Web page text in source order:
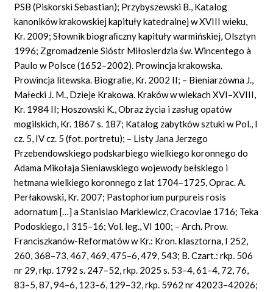
PSB (Piskorski Sebastian); Przybyszewski B., Katalog
kanoników krakowskiej kapituły katedralnej w XVIII wieku,
Kr. 2009; Słownik biograﬁczny kapituły warmińskiej, Olsztyn
1996; Zgromadzenie Sióstr Miłosierdzia św. Wincentego à
Paulo w Polsce (1652–2002). Prowincja krakowska.
Prowincja litewska. Biograﬁe, Kr. 2002 II; – Bieniarzówna J.,
Małecki J. M., Dzieje Krakowa. Kraków w wiekach XVI–XVIII,
Kr. 1984 II; Hoszowski K., Obraz życia i zasług opatów
mogilskich, Kr. 1867 s. 187; Katalog zabytków sztuki w Pol., I
cz. 5, IV cz. 5 (fot. portretu); – Listy Jana Jerzego
Przebendowskiego podskarbiego wielkiego koronnego do
Adama Mikołaja Sieniawskiego wojewody bełskiego i
hetmana wielkiego koronnego z lat 1704–1725, Oprac. A.
Perłakowski, Kr. 2007; Pastophorium purpureis rosis
adornatum […] a Stanislao Markiewicz, Cracoviae 1716; Teka
Podoskiego, I 315–16; Vol. leg., VI 100; – Arch. Prow.
Franciszkanów-Reformatów w Kr.: Kron. klasztorna, I 252,
260, 368–73, 467, 469, 475–6, 479, 543; B. Czart.: rkp. 506
nr 29, rkp. 1792 s. 247–52, rkp. 2025 s. 53–4, 61–4, 72, 76,
83–5, 87, 94–6, 123–6, 129–32, rkp. 5962 nr 42023–42026;